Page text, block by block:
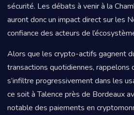
sécurité. Les débats à venir à la
auront donc un impact direct sur les
confiance des acteurs de
Alors que les crypto-actifs gagnent
transactions quotidiennes, rappelons
s’infiltre progressivement dans les
ce soit à Talence près de Bordeaux
notable des paiements en